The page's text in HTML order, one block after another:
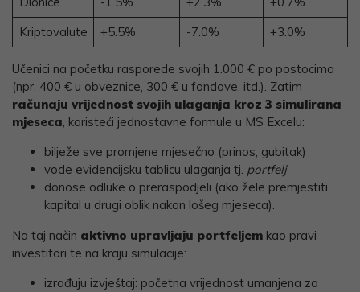
Kriptovalute
+5.5% -7.0% +3.0%
Učenici na početku rasporede svojih 1.000 € po postocima
(npr. 400 € u obveznice, 300 € u fondove, itd.). Zatim
računaju vrijednost svojih ulaganja kroz 3 simulirana
mjeseca, koristeći jednostavne formule u MS Excelu:
bilježe sve promjene mjesečno (prinos, gubitak)
vode evidencijsku tablicu ulaganja tj. portfelj
donose odluke o preraspodjeli (ako žele premjestiti
kapital u drugi oblik nakon lošeg mjeseca).
Na taj način aktivno upravljaju portfeljem kao pravi
investitori te na kraju simulacije:
izrađuju izvještaj: početna vrijednost umanjena za